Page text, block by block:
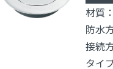
材質：
防水
接続
タイ